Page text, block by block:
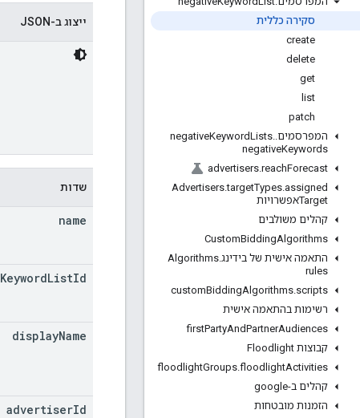
סקירה כללית
create
delete
get
list
patch
המפרסמים.
negativeKeywordLists.
negativeKeywords
advertisers.reachForecast
Advertisers.targetTypes.assigned
Targetאפשרויות
קהלים משולבים
CustomBiddingAlgorithms
התאמה אישית של בידינגAlgorithms.
rules
customBiddingAlgorithms.scripts
רשימות בהתאמה אישית
firstPartyAndPartnerAudiences
קבוצות Floodlight
floodlightGroups.floodlightActivities
קהלים ב-google
הזמנות מובטחות
ייצוג ב-JSON
שדות
name
KeywordListId
displayName
advertiserId